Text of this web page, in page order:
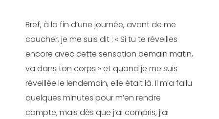
Bref, à la fin d’une journée, avant de me
coucher, je me suis dit : « Si tu te réveilles
encore avec cette sensation demain matin,
va dans ton corps » et quand je me suis
réveillée le lendemain, elle était là. Il m’a fallu
quelques minutes pour m’en rendre
compte, mais dès que j’ai compris, j’ai